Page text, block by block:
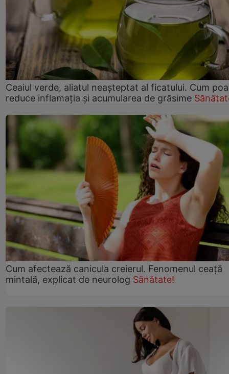
Ceaiul verde, aliatul neașteptat al ficatului. Cum
reduce inflamația și acumularea de grăsime
Cum afectează canicula creierul. Fenomenul ceață
mintală, explicat de neurolog Sănătate!